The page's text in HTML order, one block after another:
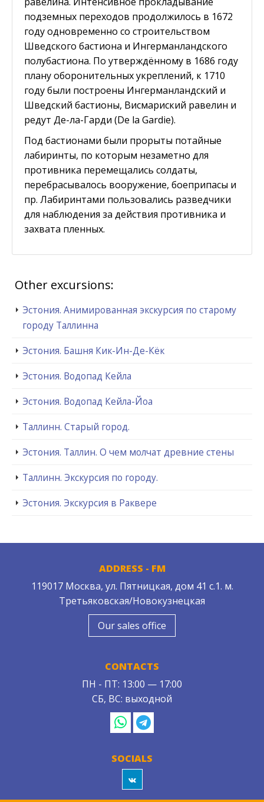
подземных переходов продолжилось в 1672
году одновременно со строительством
Шведского бастиона и Ингерманландского
полубастиона. По утверждённому в 1686 году
плану оборонительных укреплений, к 1710
году были построены Ингерманландский и
Шведский бастионы, Висмариский равелин и
редут Де-ла-Гарди (De la Gardie).
Под бастионами были прорыты потайные
лабиринты, по которым незаметно для
противника перемещались солдаты,
перебрасывалось вооружение, боеприпасы и
пр. Лабиринтами пользовались разведчики
для наблюдения за действия противника и
захвата пленных.
Other excursions:
Эстония. Анимированная экскурсия по старому
городу Таллинна
Эстония. Башня Кик-Ин-Де-Кёк
Эстония. Водопад Кейла
Эстония. Водопад Кейла-Йоа
Таллинн. Старый город.
Эстония. Таллин. О чем молчат древние стены
Таллинн. Экскурсия по городу.
Эстония. Экскурсия в Раквере
ADDRESS - FM
119017 Москва, ул. Пятницкая, дом 41 с.1. м.
Третьяковская/Новокузнецкая
Our sales office
CONTACTS
ПН - ПТ: 13:00 — 17:00
СБ, ВС: выходной
SOCIALS